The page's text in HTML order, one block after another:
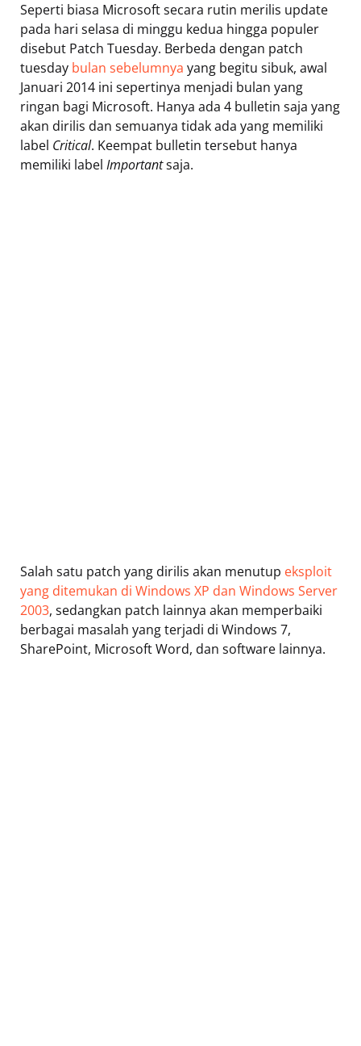
Seperti biasa Microsoft secara rutin merilis update
pada hari selasa di minggu kedua hingga populer
disebut Patch Tuesday. Berbeda dengan patch
tuesday bulan sebelumnya yang begitu sibuk, awal
Januari 2014 ini sepertinya menjadi bulan yang
ringan bagi Microsoft. Hanya ada 4 bulletin saja yang
akan dirilis dan semuanya tidak ada yang memiliki
label Critical. Keempat bulletin tersebut hanya
memiliki label Importantsaja.
Salah satu patch yang dirilis akan menutup eksploit
yang ditemukan di Windows XP dan Windows Server
2003, sedangkan patch lainnya akan memperbaiki
berbagai masalah yang terjadi di Windows 7,
SharePoint, Microsoft Word, dan software lainnya.